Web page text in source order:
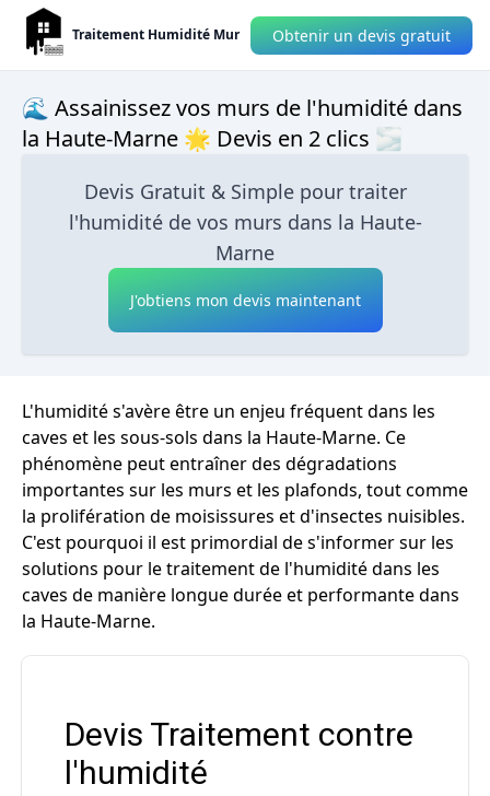
Traitement Humidité Mur Obtenir un devis gratuit
🌊 Assainissez vos murs de l'humidité dans
la Haute-Marne 🌟 Devis en 2 clics 🌫
Devis Gratuit & Simple pour traiter
l'humidité de vos murs dans la Haute-
Marne
J'obtiens mon devis maintenant
L'humidité s'avère être un enjeu fréquent dans les
caves et les sous-sols dans la Haute-Marne. Ce
phénomène peut entraîner des dégradations
importantes sur les murs et les plafonds, tout comme
la prolifération de moisissures et d'insectes nuisibles.
C'est pourquoi il est primordial de s'informer sur les
solutions pour le traitement de l'humidité dans les
caves de manière longue durée et performante dans
la Haute-Marne.
Devis Traitement contre
l'humidité